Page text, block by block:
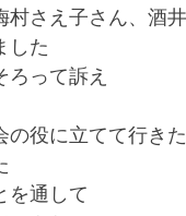
村さえ子さん、酒
した
ろって訴え
の役に立てて行き
を通して